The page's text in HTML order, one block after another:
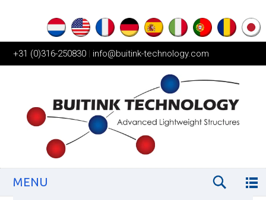
+31 (0)316-250830 | info@buitink-technology.com
MENU